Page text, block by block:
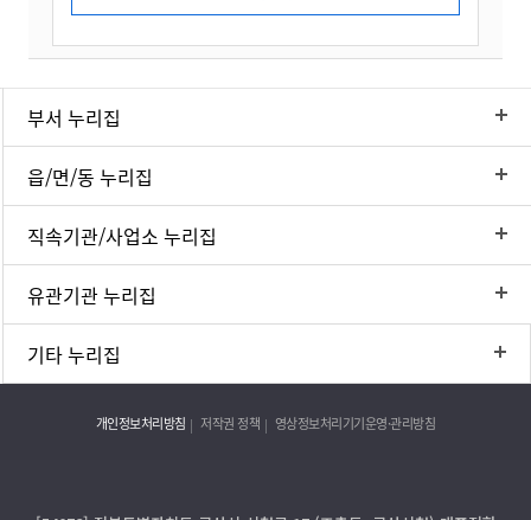
부서 누리집
읍/면/동 누리집
직속기관/사업소 누리집
유관기관 누리집
기타 누리집
개인정보처리방침 저작권 정책 영상정보처리기기운영·관리방침